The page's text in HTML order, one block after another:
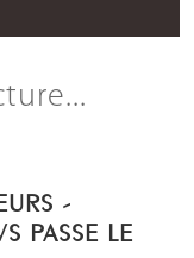
-
PASSE LE